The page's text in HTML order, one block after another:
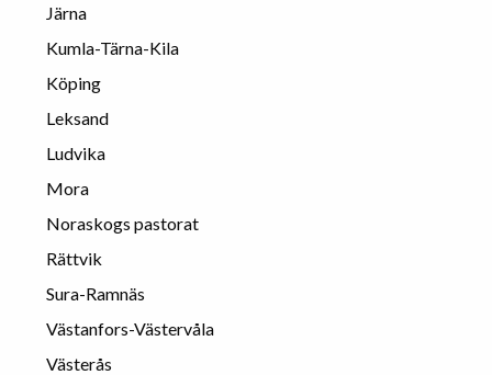
Järna
Kumla-Tärna-Kila
Köping
Leksand
Ludvika
Mora
Noraskogs pastorat
Rättvik
Sura-Ramnäs
Västanfors-Västervåla
Västerås